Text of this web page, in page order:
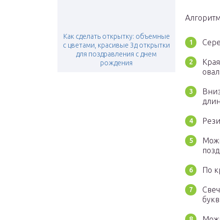
Как сделать открытку: объемные
с цветами, красивые 3д открытки
для поздравления с днем
рождения
По